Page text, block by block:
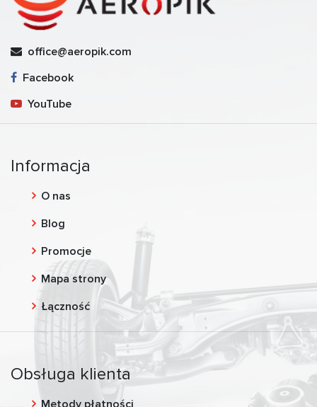
office@aeropik.com
Facebook
YouTube
Informacja
O nas
Blog
Promocje
Mapa strony
Łączność
Obsługa klienta